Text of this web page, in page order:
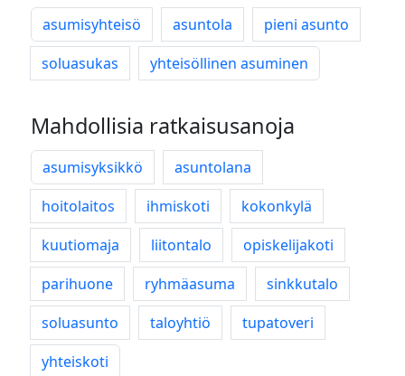
asumisyhteisö asuntola
pieni asunto
soluasukas
yhteisöllinen asuminen
Mahdollisia ratkaisusanoja
asumisyksikkö
asuntolana
hoitolaitos
ihmiskoti
kokonkylä
kuutiomaja
liitontalo
opiskelijakoti
parihuone
ryhmäasuma
sinkkutalo
soluasunto
taloyhtiö
tupatoveri
yhteiskoti